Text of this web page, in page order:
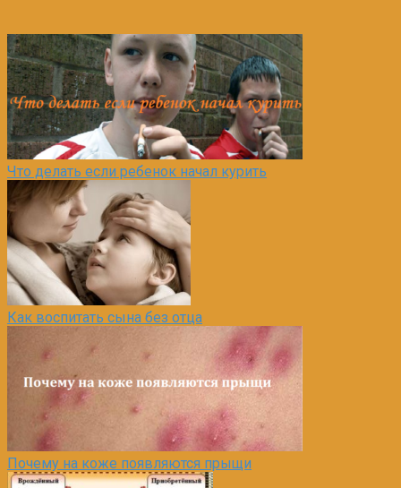
Что делать если ребенок начал курить
Как воспитать сына без отца
Почему на коже появляются прыщи